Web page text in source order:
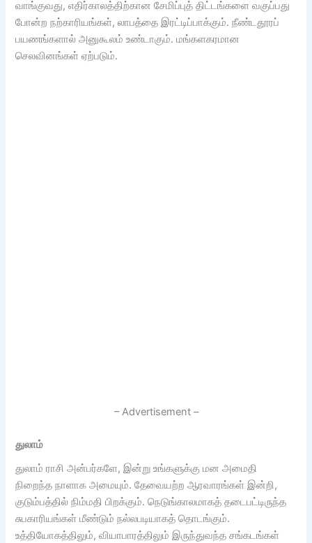
வாங்குவது, எதிர்காலத்திற்கான சேமிப்புத் திட்டங்களை வகுப்பது
போன்ற நற்காரியங்கள், லாபத்தை இரட்டிப்பாக்கும். நீண்டதூரப்
பயணங்களால் அனுகூலம் உண்டாகும். மங்களகரமான
செலவினங்கள் ஏற்படும்.
– Advertisement –
துலாம்
துலாம் ராசி அன்பர்களே, இன்று உங்களுக்கு மன அமைதி
நிறைந்த நாளாக அமையும். தேவையற்ற ஆரவாரங்கள் இன்றி,
குடும்பத்தில் நிம்மதி பிறக்கும். நெடுங்காலமாகத் தடைபட்டிருந்த
சுபகாரியங்கள் மீண்டும் நல்லபடியாகத் தொடங்கும்.
உத்தியோகத்திலும், வியாபாரத்திலும் இருந்துவந்த சங்கடங்கள்